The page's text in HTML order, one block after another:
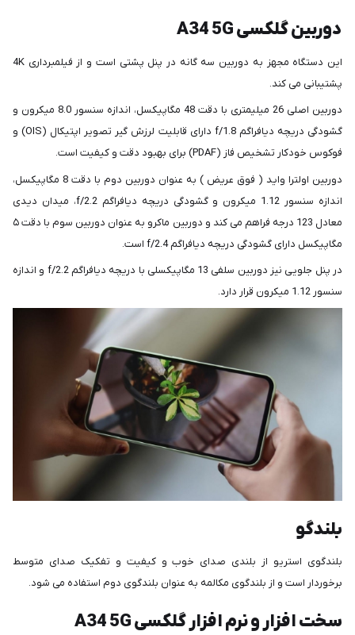
دوربین گلکسی A34 5G
این دستگاه مجهز به دوربین سه گانه در پنل پشتی است و از فیلمبرداری 4K
پشتیبانی می کند.
دوربین اصلی 26 میلیمتری با دقت 48 مگاپیکسل، اندازه سنسور 8.0 میکرون و
گشودگی دریچه دیافراگم f/1.8 دارای قابلیت لرزش‌ گیر تصویر اپتیکال (OIS) و
فوکوس خودکار تشخیص فاز (PDAF) برای بهبود دقت و کیفیت است.
دوربین اولترا واید ( فوق عریض ) به عنوان دوربین دوم با دقت 8 مگاپیکسل،
اندازه سنسور 1.12 میکرون و گشودگی دریچه دیافراگم f/2.2، میدان دیدی
معادل 123 درجه فراهم می کند و دوربین ماکرو به عنوان دوربین سوم با دقت ۵
مگاپیکسل دارای گشودگی دریچه دیافراگم f/2.4 است.
در پنل جلویی نیز دوربین سلفی 13 مگاپیکسلی با دریچه دیافراگم f/2.2 و اندازه
سنسور 1.12 میکرون قرار دارد.
بلندگو
بلندگوی استریو از بلندی صدای خوب و کیفیت و تفکیک صدای متوسط
برخوردار است و از بلندگوی مکالمه به عنوان بلندگوی دوم استفاده می شود.
سخت‌ افزار و نرم افزار گلکسی A34 5G